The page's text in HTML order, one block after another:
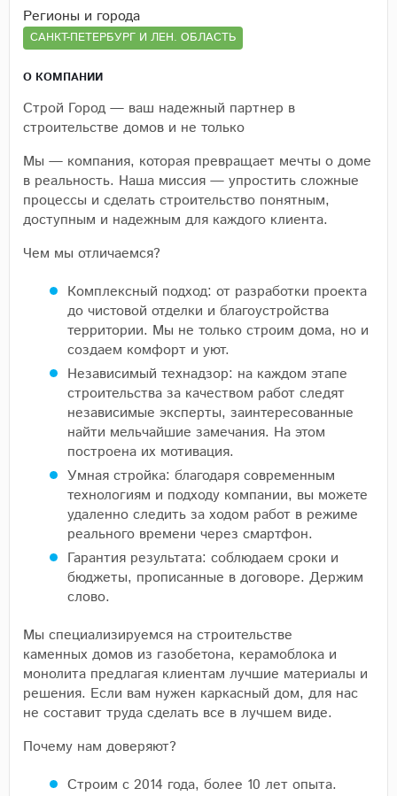
Регионы и города
САНКТ-ПЕТЕРБУРГ И ЛЕН. ОБЛАСТЬ
О КОМПАНИИ
Строй Город — ваш надежный партнер в
строительстве домов и не только
Мы — компания, которая превращает мечты о доме
в реальность. Наша миссия — упростить сложные
процессы и сделать строительство понятным,
доступным и надежным для каждого клиента.
Чем мы отличаемся?
Комплексный подход: от разработки проекта
до чистовой отделки и благоустройства
территории. Мы не только строим дома, но и
создаем комфорт и уют.
Независимый технадзор: на каждом этапе
строительства за качеством работ следят
независимые эксперты, заинтересованные
найти мельчайшие замечания. На этом
построена их мотивация.
Умная стройка: благодаря современным
технологиям и подходу компании, вы можете
удаленно следить за ходом работ в режиме
реального времени через смартфон.
Гарантия результата: соблюдаем сроки и
бюджеты, прописанные в договоре. Держим
слово.
Мы специализируемся на строительстве
каменных домов из газобетона, керамоблока и
монолита предлагая клиентам лучшие материалы и
решения. Если вам нужен каркасный дом, для нас
не составит труда сделать все в лучшем виде.
Почему нам доверяют?
Строим с 2014 года, более 10 лет опыта.